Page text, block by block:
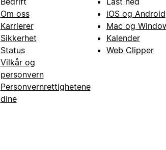
Om oss
Karrierer
Sikkerhet
Status
Vilkår og
personvern
Personvernrettighetene
dine
iOS og Android
Mac og
Kalender
Web Clipper